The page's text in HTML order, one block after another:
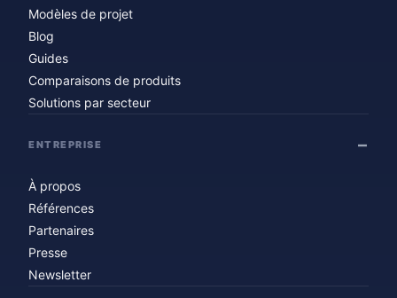
Modèles de projet
Blog
Guides
Comparaisons de produits
Solutions par secteur
ENTREPRISE
À propos
Références
Partenaires
Presse
Newsletter